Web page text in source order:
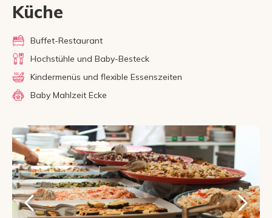
Küche
Buffet-Restaurant
Hochstühle und Baby-Besteck
Kindermenüs und flexible Essenszeiten
Baby Mahlzeit Ecke